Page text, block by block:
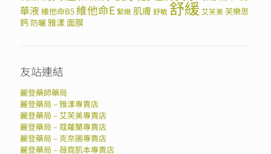
華液維他命B5 維他命E 緊緻 肌膚 舒敏 舒緩 艾芙美芙樂思
鈣 防曬雅漾面膜
友站連結
麗登藥師藥局
麗登藥局 – 雅漾專賣店
麗登藥局 – 艾芙美專賣店
麗登藥局 – 蔻蘿蘭專賣店
麗登藥局 – 克奈圃專賣店
麗登藥局 – 薇霓肌本專賣店